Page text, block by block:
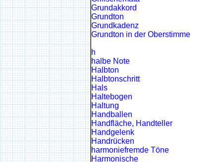
Grundakkord
Grundton
Grundkadenz
Grundton in der Oberstimme
h
halbe Note
Halbton
Halbtonschritt
Hals
Haltebogen
Haltung
Handballen
Handfläche, Handteller
Handgelenk
Handrücken
harmoniefremde Töne
Harmonische